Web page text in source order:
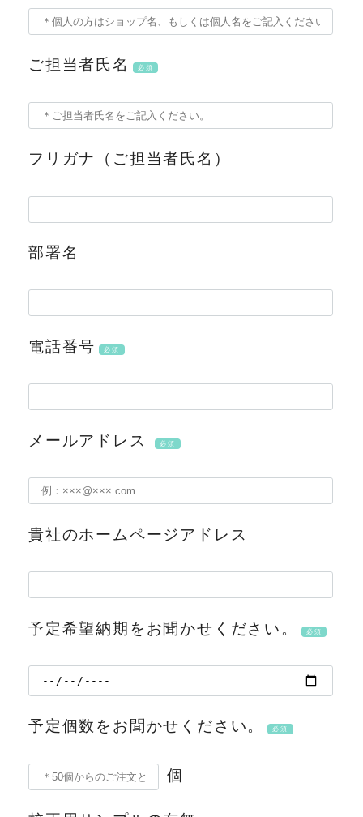
ご担当者氏名 必須
フリガナ（ご担当者氏名）
部署名
電話番号 必須
メールアドレス 必須
貴社のホームページアドレス
予定希望納期をお聞かせください。 必須
予定個数をお聞かせください。 必須
個